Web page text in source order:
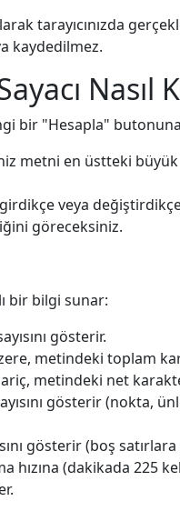
tarayıcınızda
kaydedilmez.
Nasıl
bir "Hesapla"
metni en üstteki büyük
veya
göreceksiniz.
bir bilgi sunar:
gösterir.
metindeki toplam
metindeki net
gösterir (nokta,
gösterir (boş
hızına (dakikada 225